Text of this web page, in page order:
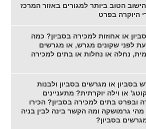
הישוב הטוב ביותר למגורים באזור המרכז
היוקרה בפרט
או אחוזות למכירה בסביון? כמה
לפני שקונים מגרש, או מגרשים
נחלה או נחלות או בתים למכירה
בסביון או מגרשים בסביון ולבנות
או וילה יוקרתית? מתעניינים
ובפרט בתים למכירה בסביון? הכירו
גרמושקה ומה הקשר בינה לבין בניה
בסביון?